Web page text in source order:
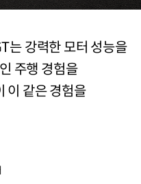
는 강력한 모터 성능을
주행 경험을
이 같은 경험을